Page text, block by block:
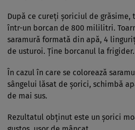
După ce cureți şoriciul de
într-un borcan de 800 mililitri.
saramură formată din apă, 4
de usturoi. Ține borcanul la frigider.
În cazul în care se colorează
sângelui lăsat de șorici, schimbă
de mai sus.
Rezultatul obţinut este un şorici